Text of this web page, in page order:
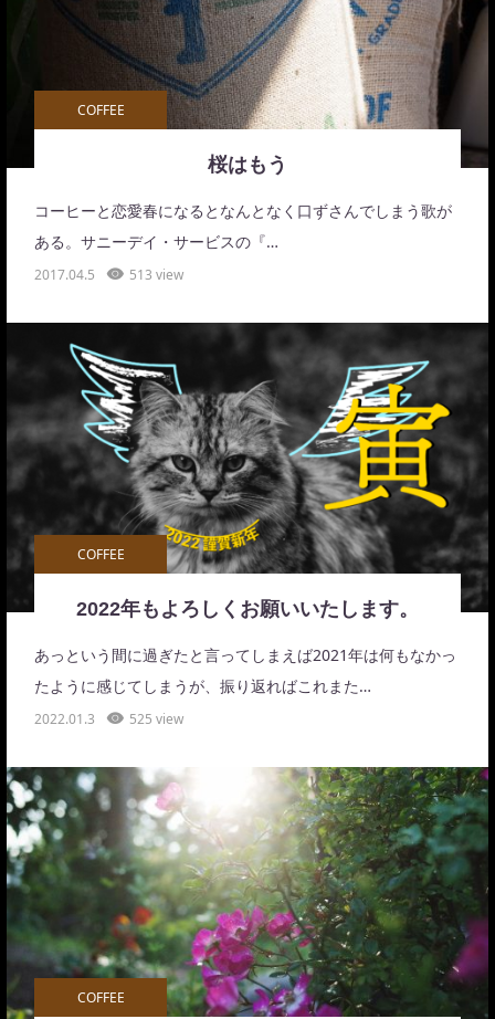
COFFEE
桜はもう
コーヒーと恋愛春になるとなんとなく口ずさんでしまう歌が
ある。サニーデイ・サービスの『…
2017.04.5 513 view
COFFEE
2022年もよろしくお願いいたします。
あっという間に過ぎたと言ってしまえば2021年は何もなかっ
たように感じてしまうが、振り返ればこれまた…
2022.01.3 525 view
COFFEE